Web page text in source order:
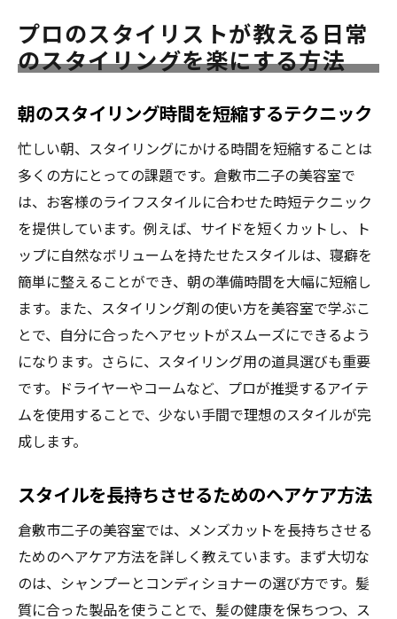
プロのスタイリストが教える日常
のスタイリングを楽にする方法
朝のスタイリング時間を短縮するテクニック
忙しい朝、スタイリングにかける時間を短縮することは
多くの方にとっての課題です。倉敷市二子の美容室で
は、お客様のライフスタイルに合わせた時短テクニック
を提供しています。例えば、サイドを短くカットし、ト
ップに自然なボリュームを持たせたスタイルは、寝癖を
簡単に整えることができ、朝の準備時間を大幅に短縮し
ます。また、スタイリング剤の使い方を美容室で学ぶこ
とで、自分に合ったヘアセットがスムーズにできるよう
になります。さらに、スタイリング用の道具選びも重要
です。ドライヤーやコームなど、プロが推奨するアイテ
ムを使用することで、少ない手間で理想のスタイルが完
成します。
スタイルを長持ちさせるためのヘアケア方法
倉敷市二子の美容室では、メンズカットを長持ちさせる
ためのヘアケア方法を詳しく教えています。まず大切な
のは、シャンプーとコンディショナーの選び方です。髪
質に合った製品を使うことで、髪の健康を保ちつつ、ス